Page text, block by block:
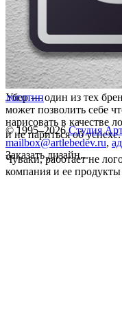
Убер — один из тех
может позволить себе
нарисовать в качестве
и не париться об успехе.
Чуваки, работает не
компания и ее
логотип
© 1995–2026 Студия
mailbox@artlebedev.ru,
Заказать дизайн...